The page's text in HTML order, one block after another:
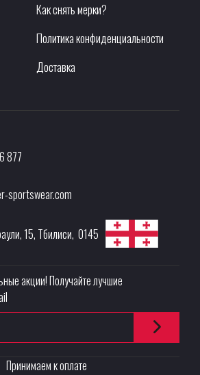
Как снять мерки?
Политика конфиденциальности
Доставка
877
sportswear.com
15, Тбилиси, 0145
акции! Получайте лучшие
Принимаем к оплате